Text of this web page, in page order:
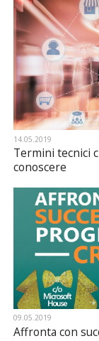
14.05.2019
Termini tecnici
conoscere
09.05.2019
Affronta con